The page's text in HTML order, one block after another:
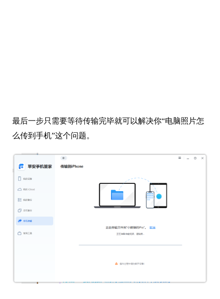
最后一步只需要等待传输完毕就可以解决你“电脑照片怎
么传到手机”这个问题。